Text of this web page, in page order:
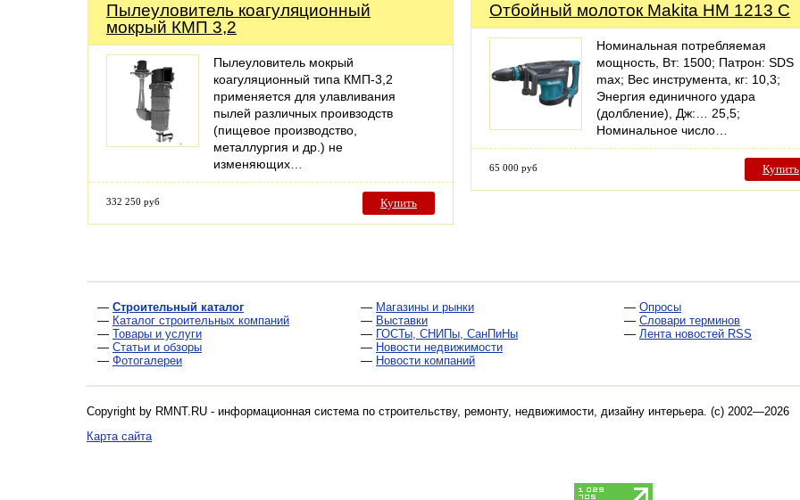
Пылеуловитель коагуляционный
мокрый КМП 3,2
Пылеуловитель мокрый
коагуляционный типа КМП-3,2
применяется для улавливания
пылей различных проивзодств
(пищевое производство,
металлургия и др.) не
изменяющих…
332 250 руб Купить
Отбойный молоток Makita HM 1213 C
Номинальная потребляемая
мощность, Вт: 1500; Патрон: SDS
max; Вес инструмента, кг: 10,3;
Энергия единичного удара
(долбление), Дж:… 25,5;
Номинальное число…
65 000 руб Купить
— Строительный каталог
— Каталог строительных компаний
— Товары и услуги
— Статьи и обзоры
— Фотогалереи
— Магазины и рынки
— Выставки
— ГОСТы, СНИПы, СанПиНы
— Новости недвижимости
— Новости компаний
— Опросы
— Словари терминов
— Лента новостей RSS
Copyright by RMNT.RU - информационная система по строительству, ремонту, недвижимости, дизайну интерьера. (c) 2002—2026
Карта сайта